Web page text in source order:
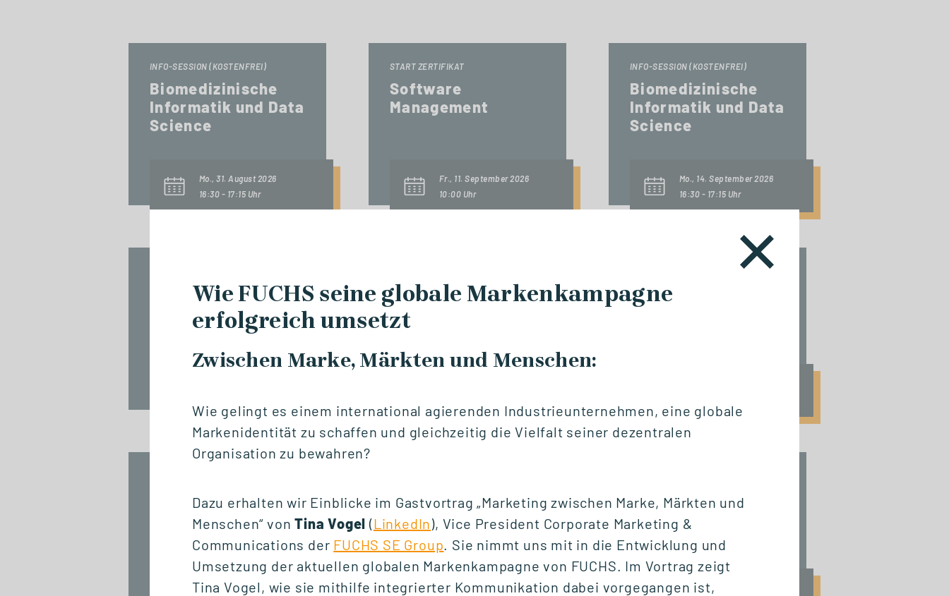
INFO-SESSION (KOSTENFREI)
Biomedizinische
Informatik und Data
Science
Mo., 31. August 2026
16:30 - 17:15 Uhr
START ZERTIFIKAT
Software
Management
Fr., 11. September 2026
10:00 Uhr
INFO-SESSION (KOSTENFREI)
Biomedizinische
Informatik und Data
Science
Mo., 14. September 2026
16:30 - 17:15 Uhr
Graduation Day
Digital & IT
Management (MBA)
Digitalization & IT
Management
Jubiläum / 20
Jahre GSRN
Fr., 18. September 2026
Experttalk: Future-
Ready Leadership -
Mensch & KI
Fr., 18. September 2026
Berufsbegleitend
zum Master oder
MBA
Mi., 23. September 2026
Wie FUCHS seine globale Markenkampagne
erfolgreich umsetzt
Zwischen Marke, Märkten und Menschen:
Wie gelingt es einem international agierenden Industrieunternehmen, eine globale
Markenidentität zu schaffen und gleichzeitig die Vielfalt seiner dezentralen
Organisation zu bewahren?
Dazu erhalten wir Einblicke im Gastvortrag „Marketing zwischen Marke, Märkten und
Menschen“ vonTina Vogel (LinkedIn), Vice President Corporate Marketing &
Communications der FUCHS SE Group . Sie nimmt uns mit in die Entwicklung und
Umsetzung der aktuellen globalen Markenkampagne von FUCHS. Im Vortrag zeigt
Tina Vogel, wie sie mithilfe integrierter Kommunikation dabei vorgegangen ist,